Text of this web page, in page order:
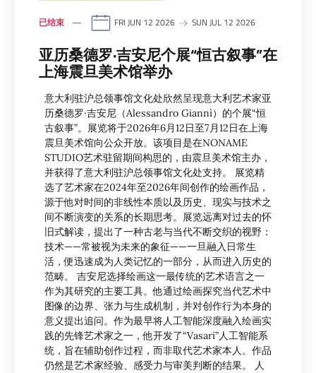
已结束 FRI JUN 12 2026 SUN JUL 12 2026
亚历桑德罗·吉安尼个展“恒古叙事”在
上海震旦美术馆举办
意大利驻沪总领事馆文化处欣然呈现意大利艺术家亚
历桑德罗·吉安尼（Alessandro Giannì）的个展“恒
古叙事”。展览将于2026年6月12日至7月12日在上海
震旦美术馆向公众开放。该项目是在NONAME
STUDIO艺术驻留期间构思的，由震旦美术馆主办，
并获得了意大利驻沪总领事馆文化处支持。 展览精
选了艺术家在2024年至2026年间创作的绘画作品，
源于他对时间的非线性本质以及历史、现实与技术之
间不断演变的关系的长期思考。展览远离对过去的怀
旧式解读，提出了一种古老与当代不断交织的视野：
技术——常被视为未来的象征——一旦融入日常生
活，便迅速成为人类记忆的一部分，从而进入历史的
范畴。 吉安尼选择绘画这一最传统的艺术语言之一
作为其研究的主要工具。他通过绘画探究当代艺术中
图像的边界、张力与生成机制，并对创作行为本身的
意义提出追问。作为最早将人工智能深度融入绘画实
践的先锋艺术家之一，他开发了“Vasari”人工智能系
统，旨在辅助创作过程，而非取代艺术家本人。作品
仍然是艺术家经验、感受力与审美判断的结果。 人